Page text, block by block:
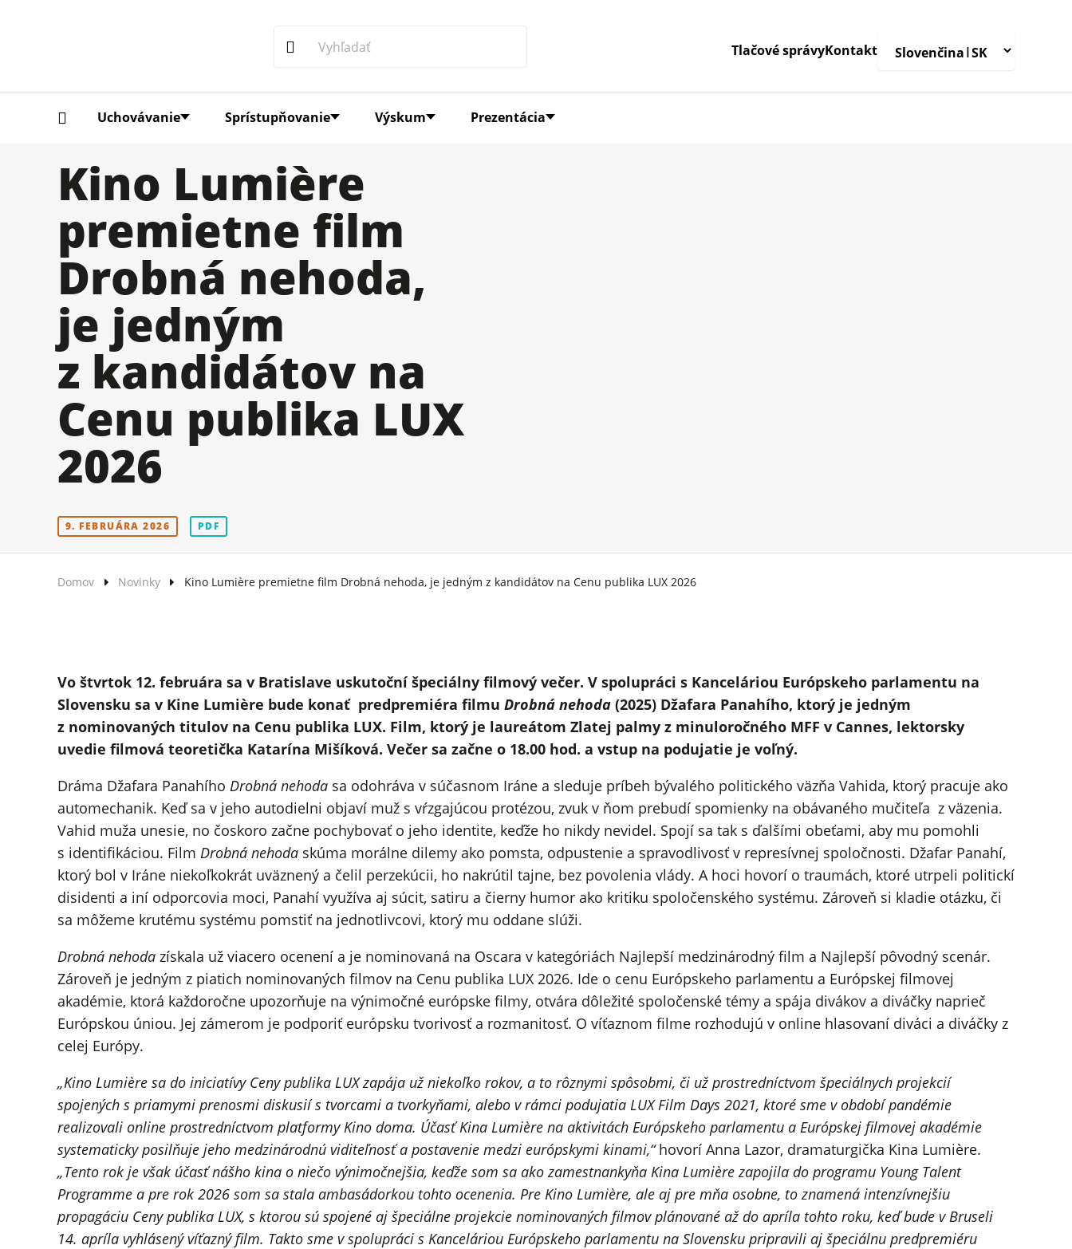
Uchovávanie Sprístupňovanie Výskum Prezentácia
Tlačové správyKontakt
Kino Lumière
premietne film
Drobná nehoda,
je jedným
z kandidátov na
Cenu publika LUX
2026
9. FEBRUÁRA 2026 PDF
Domov Novinky Kino Lumière premietne film Drobná nehoda, je jedným z kandidátov na Cenu publika LUX 2026
Vo štvrtok 12. februára sa v Bratislave uskutoční špeciálny filmový večer. V spolupráci s Kanceláriou Európskeho parlamentu na
Slovensku sa v Kine Lumière bude konať predpremiéra filmu Drobná nehoda (2025) Džafara Panahího, ktorý je jedným
z nominovaných titulov na Cenu publika LUX. Film, ktorý je laureátom Zlatej palmy z minuloročného MFF v Cannes, lektorsky
uvedie filmová teoretička Katarína Mišíková. Večer sa začne o 18.00 hod. a vstup na podujatie je voľný.
Dráma Džafara Panahího Drobná nehoda sa odohráva v súčasnom Iráne a sleduje príbeh bývalého politického väzňa Vahida, ktorý pracuje ako
automechanik. Keď sa v jeho autodielni objaví muž s vŕzgajúcou protézou, zvuk v ňom prebudí spomienky na obávaného mučiteľa z väzenia.
Vahid muža unesie, no čoskoro začne pochybovať o jeho identite, keďže ho nikdy nevidel. Spojí sa tak s ďalšími obeťami, aby mu pomohli
s identifikáciou. Film Drobná nehoda skúma morálne dilemy ako pomsta, odpustenie a spravodlivosť v represívnej spoločnosti. Džafar Panahí,
ktorý bol v Iráne niekoľkokrát uväznený a čelil perzekúcii, ho nakrútil tajne, bez povolenia vlády. A hoci hovorí o traumách, ktoré utrpeli politickí
disidenti a iní odporcovia moci, Panahí využíva aj súcit, satiru a čierny humor ako kritiku spoločenského systému. Zároveň si kladie otázku, či
sa môžeme krutému systému pomstiť na jednotlivcovi, ktorý mu oddane slúži.
Drobná nehoda získala už viacero ocenení a je nominovaná na Oscara v kategóriách Najlepší medzinárodný film a Najlepší pôvodný scenár.
Zároveň je jedným z piatich nominovaných filmov na Cenu publika LUX 2026. Ide o cenu Európskeho parlamentu a Európskej filmovej
akadémie, ktorá každoročne upozorňuje na výnimočné európske filmy, otvára dôležité spoločenské témy a spája divákov a diváčky naprieč
Európskou úniou. Jej zámerom je podporiť európsku tvorivosť a rozmanitosť. O víťaznom filme rozhodujú v online hlasovaní diváci a diváčky z
celej Európy.
„Kino Lumière sa do iniciatívy Ceny publika LUX zapája už niekoľko rokov, a to rôznymi spôsobmi, či už prostredníctvom špeciálnych projekcií
spojených s priamymi prenosmi diskusií s tvorcami a tvorkyňami, alebo v rámci podujatia LUX Film Days 2021, ktoré sme v období pandémie
realizovali online prostredníctvom platformy Kino doma. Účasť Kina Lumière na aktivitách Európskeho parlamentu a Európskej filmovej akadémie
systematicky posilňuje jeho medzinárodnú viditeľnosť a postavenie medzi európskymi kinami,“hovorí Anna Lazor, dramaturgička Kina Lumière.
„Tento rok je však účasť nášho kina o niečo výnimočnejšia, keďže som sa ako zamestnankyňa Kina Lumière zapojila do programu Young Talent
Programme a pre rok 2026 som sa stala ambasádorkou tohto ocenenia. Pre Kino Lumière, ale aj pre mňa osobne, to znamená intenzívnejšiu
propagáciu Ceny publika LUX, s ktorou sú spojené aj špeciálne projekcie nominovaných filmov plánované až do apríla tohto roku, keď bude v Bruseli
14. apríla vyhlásený víťazný film. Takto sme v spolupráci s Kanceláriou Európskeho parlamentu na Slovensku pripravili aj špeciálnu predpremiéru